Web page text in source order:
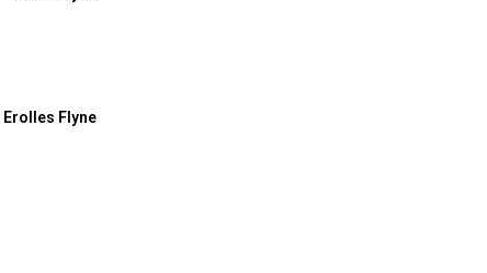
Erolles Flyne